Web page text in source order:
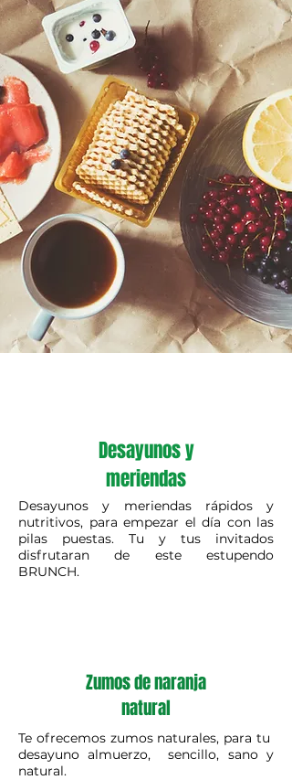
Desayunos y
meriendas
Desayunos y meriendas rápidos y
nutritivos, para empezar el día con las
pilas puestas. Tu y tus invitados
disfrutaran de este estupendo
BRUNCH.
Zumos de naranja
natural
Te ofrecemos zumos naturales, para tu
desayuno almuerzo, sencillo, sano y
natural.